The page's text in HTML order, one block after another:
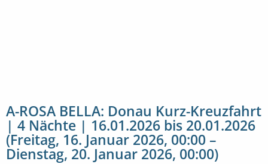
A-ROSA BELLA: Donau Kurz-Kreuzfahrt
| 4 Nächte | 16.01.2026 bis 20.01.2026
(Freitag, 16. Januar 2026, 00:00 –
Dienstag, 20. Januar 2026, 00:00)